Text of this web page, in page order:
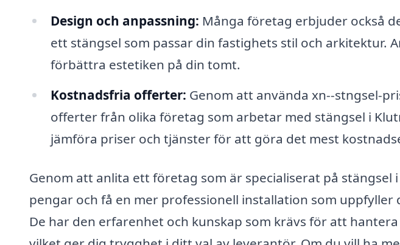
Design och anpassning: Många företag erbjuder också
ett stängsel som passar din fastighets stil och arkitektur.
förbättra estetiken på din tomt.
Kostnadsfria offerter: Genom att använda xn--stngsel-
offerter från olika företag som arbetar med stängsel i
jämföra priser och tjänster för att göra det mest
Genom att anlita ett företag som är specialiserat på stängsel
pengar och få en mer professionell installation som uppfyller
De har den erfarenhet och kunskap som krävs för att